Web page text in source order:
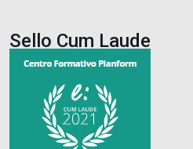
Sello Cum Laude